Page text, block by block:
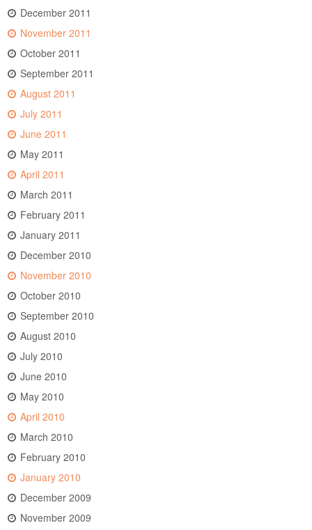
December 2011
November 2011
October 2011
September 2011
August 2011
July 2011
June 2011
May 2011
April 2011
March 2011
February 2011
January 2011
December 2010
November 2010
October 2010
September 2010
August 2010
July 2010
June 2010
May 2010
April 2010
March 2010
February 2010
January 2010
December 2009
November 2009